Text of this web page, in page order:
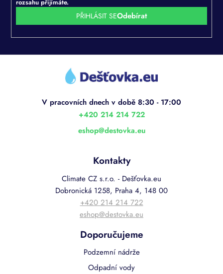
rozsahu přijímáte.
PŘIHLÁSIT SE
Z
eshop@destovka.eu
+420 214 214 722
Kontakty
Climate CZ s.r.o. - Dešťovka.eu
Dobronická 1258, Praha 4, 148 00
+420 214 214 722
eshop@destovka.eu
Doporučujeme
Podzemní nádrže
Odpadní vody